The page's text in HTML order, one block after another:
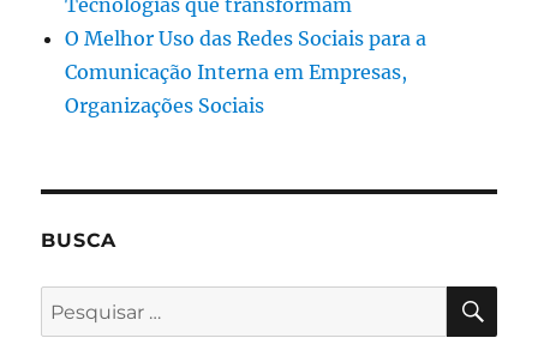
Tecnologias que transformam
O Melhor Uso das Redes Sociais para a
Comunicação Interna em Empresas,
Organizações Sociais
BUSCA
Pesquisar
por: